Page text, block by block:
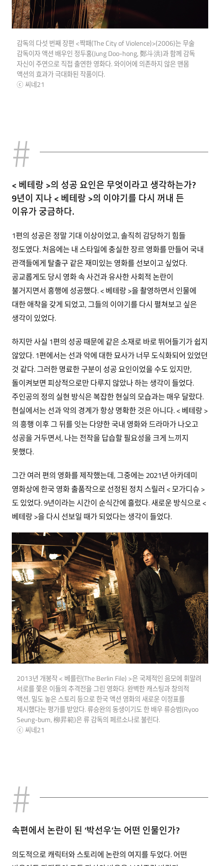
감독의 다섯 번째 장편 <짝패(The City of Violence)>(2006)는 무술
감독이자 액션 배우인 정두홍(Jung Doo-hong, 鄭斗洪)과 함께 감독
자신이 주연으로 직접 출연한 영화다. 와이어에 의존하지 않은 맨몸
액션의 효과가 극대화된 작품이다.
ⓒ 씨네21
< 베테랑 >의 성공 요인은 무엇이라고 생각하는가?
9년이 지나 < 베테랑 >의 이야기를 다시 꺼내 든
이유가 궁금하다.
1편의 성공은 정말 기대 이상이었고, 솔직히 감당하기 힘들
정도였다. 처음에는 내 스타일에 충실한 장르 영화를 만들어 국내
관객들에게 탈출구 같은 재미있는 영화를 선보이고 싶었다.
공교롭게도 당시 영화 속 사건과 유사한 사회적 논란이
불거지면서 흥행에 성공했다. < 베테랑 >을 촬영하면서 인물에
대한 애착을 갖게 되었고, 그들의 이야기를 다시 펼쳐보고 싶은
생각이 있었다.
하지만 사실 1편의 성공 때문에 같은 소재로 바로 뛰어들기가 쉽지
않았다. 1편에서는 선과 악에 대한 묘사가 너무 도식화되어 있었던
것 같다. 그러한 명료한 구분이 성공 요인이었을 수도 있지만,
돌이켜보면 피상적으로만 다루지 않았나 하는 생각이 들었다.
주인공의 정의 실현 방식은 복잡한 현실의 모습과는 매우 달랐다.
현실에서는 선과 악의 경계가 항상 명확한 것은 아니다. < 베테랑 >
의 흥행 이후 그 뒤를 잇는 다양한 국내 영화와 드라마가 나오고
성공을 거두면서, 나는 전작을 답습할 필요성을 크게 느끼지
못했다.
그간 여러 편의 영화를 제작했는데, 그중에는 2021년 아카데미
영화상에 한국 영화 출품작으로 선정된 정치 스릴러 < 모가디슈 >
도 있었다. 9년이라는 시간이 순식간에 흘렀다. 새로운 방식으로 <
베테랑 >을 다시 선보일 때가 되었다는 생각이 들었다.
2013년 개봉작 < 베를린(The Berlin File) >은 국제적인 음모에 휘말려
서로를 쫓은 이들의 추격전을 그린 영화다. 완벽한 캐스팅과 창의적
액션, 밀도 높은 스토리 등으로 한국 액션 영화의 새로운 이정표를
제시했다는 평가를 받았다. 류승완의 동생이기도 한 배우 류승범(Ryoo
Seung-bum, 柳昇範)은 류 감독의 페르소나로 불린다.
ⓒ 씨네21
속편에서 논란이 된 ‘박선우’는 어떤 인물인가?
의도적으로 캐릭터와 스토리에 논란의 여지를 두었다. 어떤